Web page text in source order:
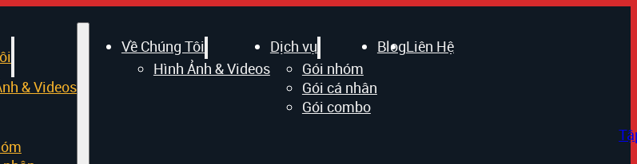
& Videos
Về Chúng Tôi
Hình Ảnh & Videos
Dịch vụ
Gói nhóm
Gói cá nhân
Gói combo
BlogLiên Hệ